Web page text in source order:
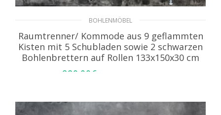
BOHLENMÖBEL
Raumtrenner/ Kommode aus 9 geflammten
Kisten mit 5 Schubladen sowie 2 schwarzen
Bohlenbrettern auf Rollen 133x150x30 cm
229,99 €